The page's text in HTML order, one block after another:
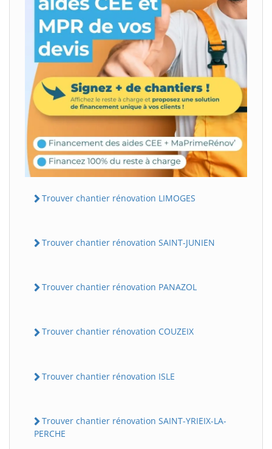
Trouver chantier rénovation LIMOGES
Trouver chantier rénovation SAINT-JUNIEN
Trouver chantier rénovation PANAZOL
Trouver chantier rénovation COUZEIX
Trouver chantier rénovation ISLE
Trouver chantier rénovation SAINT-YRIEIX-LA-
PERCHE